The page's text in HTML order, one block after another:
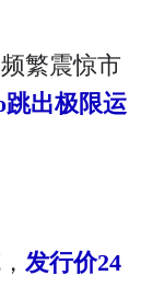
繁震惊市
跳出极限运
发行价24